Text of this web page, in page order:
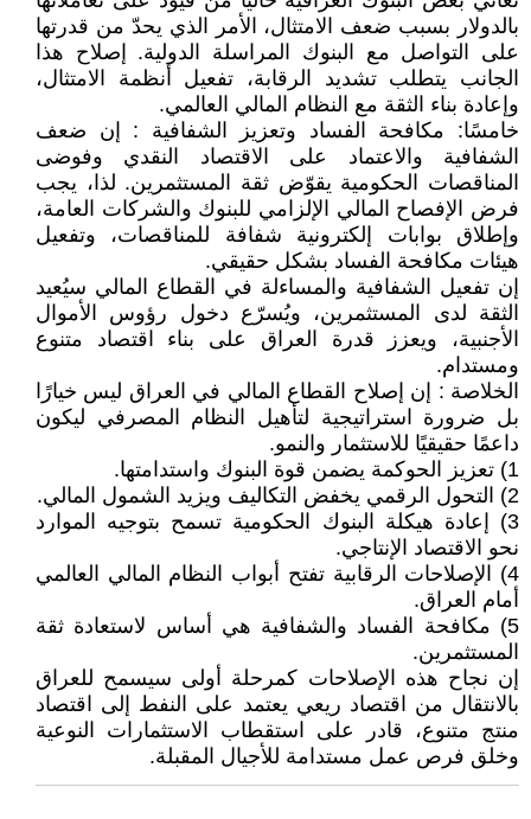
بالدولار بسبب ضعف الامتثال، الأمر الذي يحدّ من قدرتها
على التواصل مع البنوك المراسلة الدولية. إصلاح هذا
الجانب يتطلب تشديد الرقابة، تفعيل أنظمة الامتثال،
وإعادة بناء الثقة مع النظام المالي العالمي.
خامسًا: مكافحة الفساد وتعزيز الشفافية : إن ضعف
الشفافية والاعتماد على الاقتصاد النقدي وفوضى
المناقصات الحكومية يقوّض ثقة المستثمرين. لذا، يجب
فرض الإفصاح المالي الإلزامي للبنوك والشركات العامة،
وإطلاق بوابات إلكترونية شفافة للمناقصات، وتفعيل
هيئات مكافحة الفساد بشكل حقيقي.
إن تفعيل الشفافية والمساءلة في القطاع المالي سيُعيد
الثقة لدى المستثمرين، ويُسرّع دخول رؤوس الأموال
الأجنبية، ويعزز قدرة العراق على بناء اقتصاد متنوع
ومستدام.
الخلاصة : إن إصلاح القطاع المالي في العراق ليس خيارًا
بل ضرورة استراتيجية لتأهيل النظام المصرفي ليكون
داعمًا حقيقيًا للاستثمار والنمو.
1) تعزيز الحوكمة يضمن قوة البنوك واستدامتها.
2) التحول الرقمي يخفض التكاليف ويزيد الشمول المالي.
3) إعادة هيكلة البنوك الحكومية تسمح بتوجيه الموارد
نحو الاقتصاد الإنتاجي.
4) الإصلاحات الرقابية تفتح أبواب النظام المالي العالمي
أمام العراق.
5) مكافحة الفساد والشفافية هي أساس لاستعادة ثقة
المستثمرين.
إن نجاح هذه الإصلاحات كمرحلة أولى سيسمح للعراق
بالانتقال من اقتصاد ريعي يعتمد على النفط إلى اقتصاد
منتج متنوع، قادر على استقطاب الاستثمارات النوعية
وخلق فرص عمل مستدامة للأجيال المقبلة.